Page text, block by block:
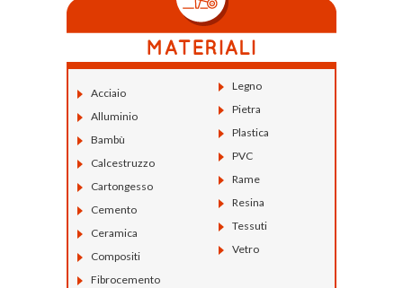
Acciaio
Alluminio
Bambù
Calcestruzzo
Cartongesso
Cemento
Ceramica
Compositi
Fibrocemento
Legno
Pietra
Plastica
PVC
Rame
Resina
Tessuti
Vetro